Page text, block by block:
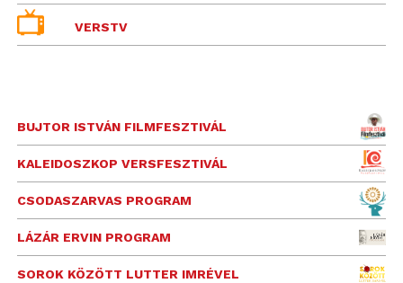
VERSTV
BUJTOR ISTVÁN FILMFESZTIVÁL
KALEIDOSZKOP VERSFESZTIVÁL
CSODASZARVAS PROGRAM
LÁZÁR ERVIN PROGRAM
SOROK KÖZÖTT LUTTER IMRÉVEL